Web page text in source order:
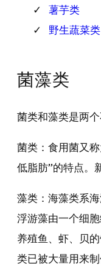
薯芋类
野生蔬菜类
菌藻类
菌类和藻类是两
菌类：食用菌又
低脂肪”的特点。
藻类：海藻类系
浮游藻由一个细
养殖鱼、虾、贝
类已被大量用来